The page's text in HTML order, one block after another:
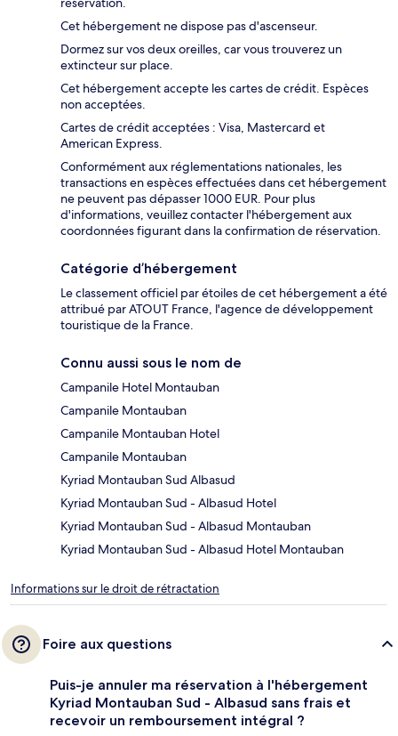
Cet hébergement ne dispose pas d'ascenseur.
Dormez sur vos deux oreilles, car vous trouverez un
extincteur sur place.
Cet hébergement accepte les cartes de crédit. Espèces
non acceptées.
Cartes de crédit acceptées : Visa, Mastercard et
American Express.
Conformément aux réglementations nationales, les
transactions en espèces effectuées dans cet hébergement
ne peuvent pas dépasser 1000 EUR. Pour plus
d'informations, veuillez contacter l'hébergement aux
coordonnées figurant dans la confirmation de réservation.
Catégorie d’hébergement
Le classement officiel par étoiles de cet hébergement a été
attribué par ATOUT France, l'agence de développement
touristique de la France.
Connu aussi sous le nom de
Campanile Hotel Montauban
Campanile Montauban
Campanile Montauban Hotel
Campanile Montauban
Kyriad Montauban Sud Albasud
Kyriad Montauban Sud - Albasud Hotel
Kyriad Montauban Sud - Albasud Montauban
Kyriad Montauban Sud - Albasud Hotel Montauban
Informations sur le droit de rétractation
Foire aux questions
Puis-je annuler ma réservation à l'hébergement
Kyriad Montauban Sud - Albasud sans frais et
recevoir un remboursement intégral ?